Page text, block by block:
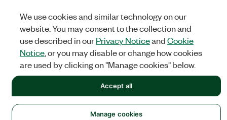
法律信息|IMPRINT|中国特定隐私声明|隐私声明|Manage
NATIONAL INSTRUMENTS CORP. 恩艾 (中国) 仪器有限公司 版权所
有.沪ICP备09002359号. 沪公网安备 31011502018878号
We use cookies and similar technology on our
website. You may consent to the collection and
use described in ourPrivacy NoticeandCookie
Notice, or you may disable or change how cookies
are used by clicking on "Manage cookies" below.
Manage cookies
Accept all